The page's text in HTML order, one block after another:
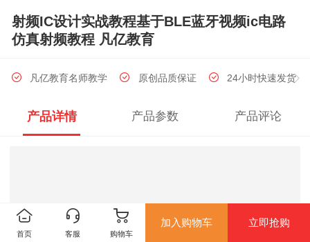
射频IC设计实战教程基于BLE蓝牙视频ic电路
仿真射频教程 凡亿教育
凡亿教育名师教学 原创品质保证 24小时快速发货
产品详情 产品参数 产品评论
首页 客服 购物车
加入购物车 立即抢购